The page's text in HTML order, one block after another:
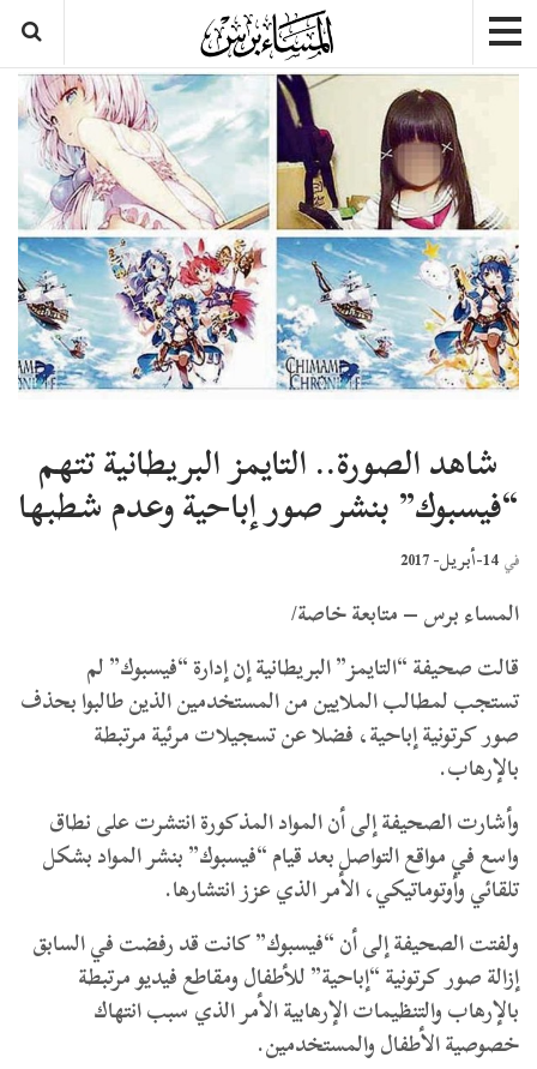
شاهد الصورة.. التايمز البريطانية تتهم
“فيسبوك” بنشر صور إباحية وعدم شطبها
في 14-أبريل- 2017
المساء برس – متابعة خاصة/
قالت صحيفة “التايمز” البريطانية إن إدارة “فيسبوك” لم
تستجب لمطالب الملايين من المستخدمين الذين طالبوا بحذف
صور كرتونية إباحية، فضلا عن تسجيلات مرئية مرتبطة
بالإرهاب.
وأشارت الصحيفة إلى أن المواد المذكورة انتشرت على نطاق
واسع في مواقع التواصل بعد قيام “فيسبوك” بنشر المواد بشكل
تلقائي وأوتوماتيكي، الأمر الذي عزز انتشارها.
ولفتت الصحيفة إلى أن “فيسبوك” كانت قد رفضت في السابق
إزالة صور كرتونية “إباحية” للأطفال ومقاطع فيديو مرتبطة
بالإرهاب والتنظيمات الإرهابية الأمر الذي سبب انتهاك
خصوصية الأطفال والمستخدمين.